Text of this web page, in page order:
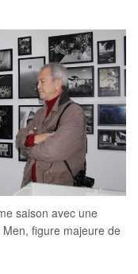
saison avec une
figure majeure de